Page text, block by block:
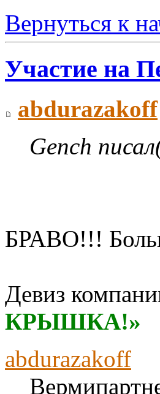
Вернуться к
Участие на
abdurazakoff
Gench
БРАВО!!!
Девиз
КРЫШКА!»
abdurazakoff